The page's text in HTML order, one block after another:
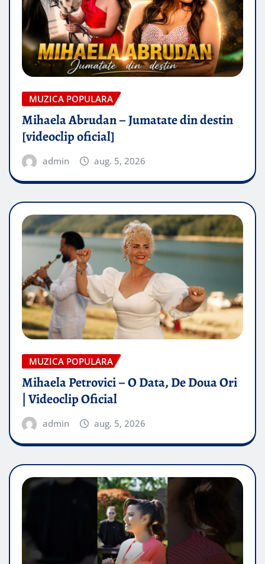
MUZICA POPULARA
Mihaela Abrudan – Jumatate din destin
[videoclip oficial]
admin aug. 5, 2026
MUZICA POPULARA
Mihaela Petrovici – O Data, De Doua Ori
| Videoclip Oficial
admin aug. 5, 2026